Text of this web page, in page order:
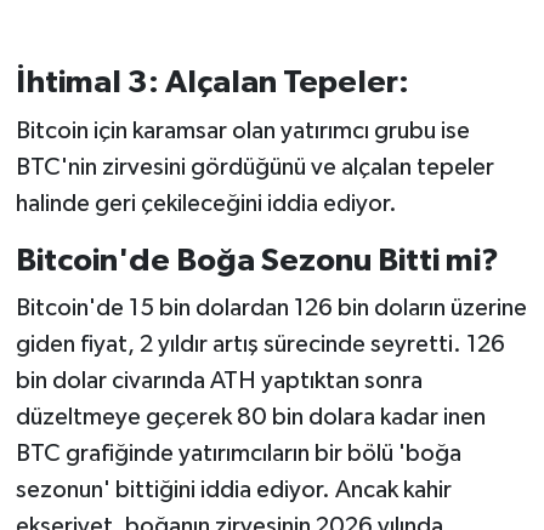
İhtimal 3: Alçalan Tepeler:
Bitcoin için karamsar olan yatırımcı grubu ise
BTC'nin zirvesini gördüğünü ve alçalan tepeler
halinde geri çekileceğini iddia ediyor.
Bitcoin'de Boğa Sezonu Bitti mi?
Bitcoin'de 15 bin dolardan 126 bin doların üzerine
giden fiyat, 2 yıldır artış sürecinde seyretti. 126
bin dolar civarında ATH yaptıktan sonra
düzeltmeye geçerek 80 bin dolara kadar inen
BTC grafiğinde yatırımcıların bir bölü 'boğa
sezonun' bittiğini iddia ediyor. Ancak kahir